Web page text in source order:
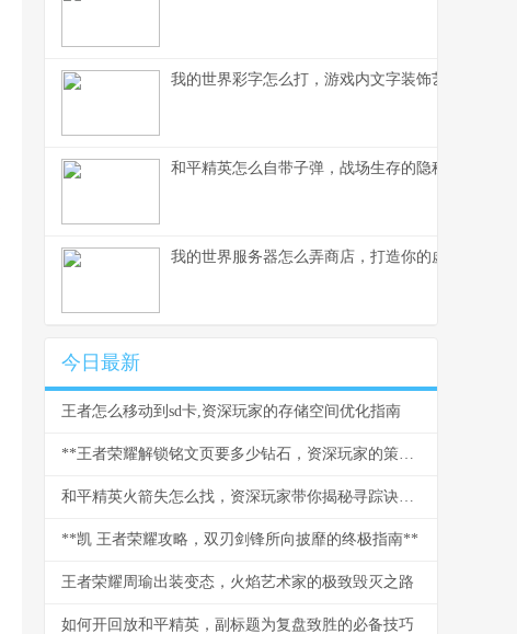
我的世界彩字怎么打，游戏内文字装饰艺术指南
和平精英怎么自带子弹，战场生存的隐秘法则
我的世界服务器怎么弄商店，打造你的虚拟商业帝
今日最新
王者怎么移动到sd卡,资深玩家的存储空间优化指南
**王者荣耀解锁铭文页要多少钻石，资深玩家的策略与情怀**
和平精英火箭失怎么找，资深玩家带你揭秘寻踪诀窍副标题
**凯 王者荣耀攻略，双刃剑锋所向披靡的终极指南**
王者荣耀周瑜出装变态，火焰艺术家的极致毁灭之路
如何开回放和平精英，副标题为复盘致胜的必备技巧